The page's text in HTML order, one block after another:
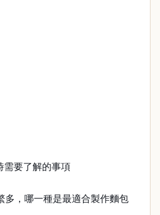
需要了解的事項
多，哪一種是最適合製作麵包